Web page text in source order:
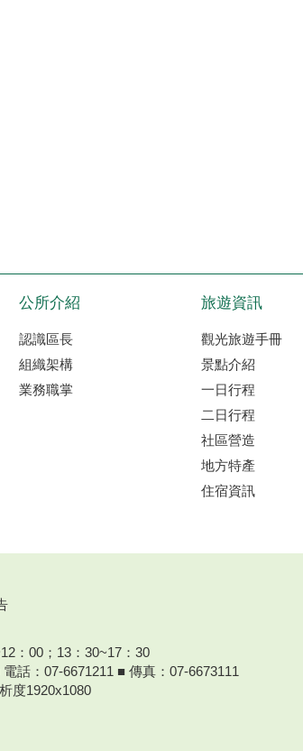
公所介紹
認識區長
組織架構
業務職掌
旅遊資訊
觀光旅遊手冊
景點介紹
一日行程
二日行程
社區營造
地方特產
住宿資訊
：00；13：30~17：30
話：07-6671211 ■ 傳真：07-6673111
度1920x1080